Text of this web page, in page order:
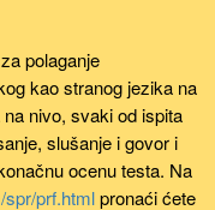
polaganje
kao stranog jezika na
nivo, svaki od ispita
slušanje i govor i
ocenu testa. Na
spr/prf.htmlpronaći ćete